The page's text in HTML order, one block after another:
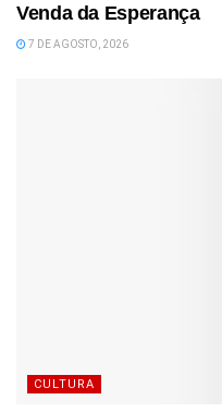
Venda da Esperança
7 DE AGOSTO, 2026
CULTURA